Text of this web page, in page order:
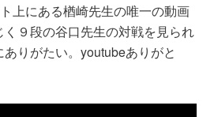
上にある楢崎先生の唯一の動画
９段の谷口先生の対戦を見られ
りがたい。youtubeありがと